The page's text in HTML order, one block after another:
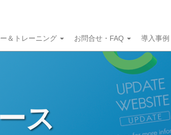
＆トレーニング お問合せ・FAQ 導入事例
ス